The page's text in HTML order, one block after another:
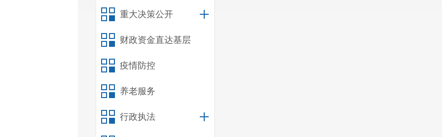
重大决策公开
财政资金直达基层
疫情防控
养老服务
行政执法